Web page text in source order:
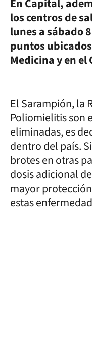
En Capital,
los centros de
lunes a sábado
puntos
Medicina y en
El Sarampión, la
Poliomielitis son
eliminadas, es
dentro del país.
brotes en otras
dosis adicional
mayor
estas